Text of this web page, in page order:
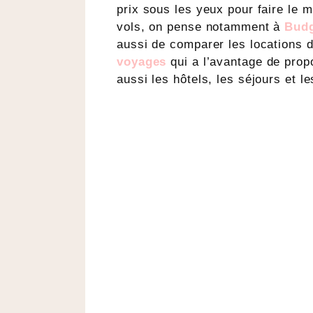
prix sous les yeux pour faire le
vols, on pense notamment à
aussi de comparer les locations
voyages qui a l’avantage de
aussi les hôtels, les séjours et